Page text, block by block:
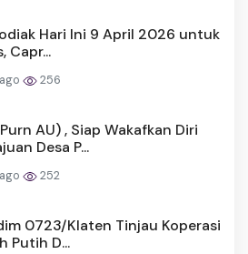
Hari Ini 9 April 2026 untuk
Capr...
256
AU) , Siap Wakafkan Diri
Desa P...
252
0723/Klaten Tinjau Koperasi
Putih D...